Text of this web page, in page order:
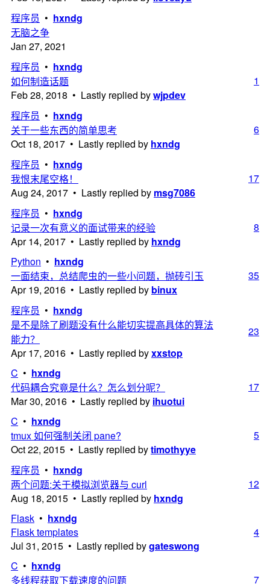
程序员 • hxndg
无脑之争
Jan 27, 2021
程序员 • hxndg
如何制造话题
Feb 28, 2018 • Lastly replied bywjpdev
1
程序员 • hxndg
关于一些东西的简单思考
Oct 18, 2017 • Lastly replied by hxndg
6
程序员 • hxndg
我恨末尾空格！
Aug 24, 2017 • Lastly replied by msg7086
17
程序员 • hxndg
记录一次有意义的面试带来的经验
Apr 14, 2017 • Lastly replied by hxndg
8
Python • hxndg
一面结束，总结爬虫的一些小问题，抛砖引玉
Apr 19, 2016 • Lastly replied by binux
35
程序员 • hxndg
是不是除了刷题没有什么能切实提高具体的算法
能力？
Apr 17, 2016 • Lastly replied byxxstop
23
C • hxndg
代码耦合究竟是什么？怎么划分呢？
Mar 30, 2016 • Lastly replied by ihuotui
17
C • hxndg
tmux 如何强制关闭 pane?
Oct 22, 2015 • Lastly replied bytimothyye
5
程序员 • hxndg
两个问题:关于模拟浏览器与 curl
Aug 18, 2015 • Lastly replied by hxndg
12
Flask • hxndg
Flask templates
Jul 31, 2015 • Lastly replied bygateswong
4
C • hxndg
多线程获取下载速度的问题
7